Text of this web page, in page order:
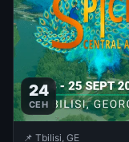
policymakers, and
24
СЕН
📌 Tbilisi, GE